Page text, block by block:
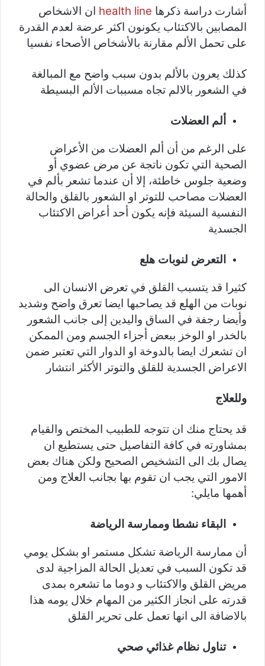
أشارت دراسة ذكرها health line ان الاشخاص
المصابين بالاكتئاب يكونون اكثر عرضة لعدم القدرة
على تحمل الألم مقارنة بالأشخاص الأصحاء نفسيا
كذلك يعرون بالألم بدون سبب واضح مع المبالغة
في الشعور بالالم تجاه مسببات الألم البسيطة
ألم العضلات
على الرغم من أن ألم العضلات من الأعراض
الصحية التي تكون ناتجة عن مرض عضوي أو
وضعية جلوس خاطئة، إلا أن عندما تشعر بألم في
العضلات مصاحب للتوتر او الشعور بالقلق والحالة
النفسية السيئة فإنه يكون أحد أعراض الاكتئاب
الجسدية
التعرض لنوبات هلع
كثيرا قد يتسبب القلق في تعرض الانسان الى
نوبات من الهلع قد يصاحبها ايضا تعرق واضح وشديد
وأيضا رجفة في الساق واليدين إلى جانب الشعور
بالخدر او الوخز ببعض أجزاء الجسم ومن الممكن
ان تشعرك ايضا بالدوخة او الدوار التي تعتبر ضمن
الاعراض الجسدية للقلق والتوتر الأكثر انتشار
وللعلاج
قد يحتاج منك ان تتوجه للطبيب المختص والقيام
بمشاورته في كافة التفاصيل حتى يستطيع ان
يصال بك الى التشخيص الصحيح ولكن هناك بعض
الامور التي يجب ان تقوم بها بجانب العلاج ومن
أهمها مايلي:
البقاء نشطا وممارسة الرياضة
أن ممارسة الرياضة تشكل مستمر او بشكل يومي
قد تكون السبب في تعديل الحالة المزاجية لدى
مريض القلق والاكتئاب و دوما ما تشعره بمدى
قدرته على انجاز الكثير من المهام خلال يومه هذا
بالاضافة الى انها تعمل على تحرير القلق
تناول نظام غذائي صحي